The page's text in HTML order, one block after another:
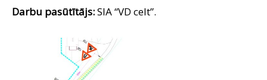
Darbu pasūtītājs:SIA “VD celt”.